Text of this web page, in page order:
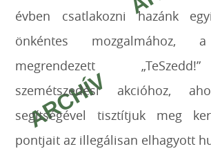
évben csatlakozni hazánk
önkéntes
megrendezett
szemétszedési akcióhoz,
segítségével tisztítjuk meg
pontjait az illegálisan elhagyott